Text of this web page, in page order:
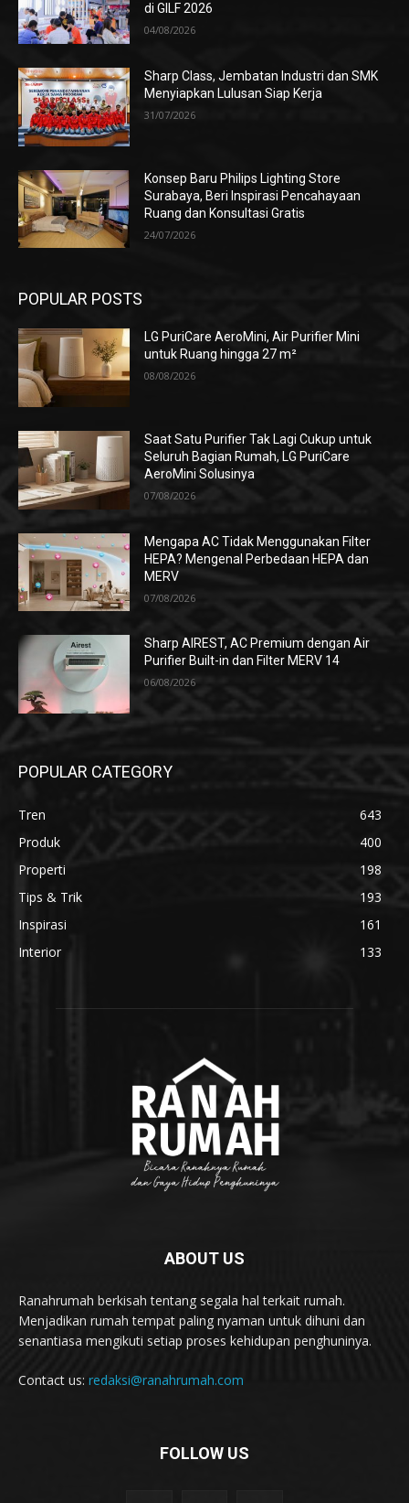
di GILF 2026
04/08/2026
Sharp Class, Jembatan Industri dan SMK
Menyiapkan Lulusan Siap Kerja
31/07/2026
Konsep Baru Philips Lighting Store
Surabaya, Beri Inspirasi Pencahayaan
Ruang dan Konsultasi Gratis
24/07/2026
POPULAR POSTS
LG PuriCare AeroMini, Air Purifier Mini
untuk Ruang hingga 27 m²
08/08/2026
Saat Satu Purifier Tak Lagi Cukup untuk
Seluruh Bagian Rumah, LG PuriCare
AeroMini Solusinya
07/08/2026
Mengapa AC Tidak Menggunakan Filter
HEPA? Mengenal Perbedaan HEPA dan
MERV
07/08/2026
Sharp AIREST, AC Premium dengan Air
Purifier Built-in dan Filter MERV 14
06/08/2026
POPULAR CATEGORY
Tren
643
Produk
400
Properti
198
Tips & Trik
193
Inspirasi
161
Interior
133
ABOUT US
Ranahrumah berkisah tentang segala hal terkait rumah.
Menjadikan rumah tempat paling nyaman untuk dihuni dan
senantiasa mengikuti setiap proses kehidupan penghuninya.
Contact us: redaksi@ranahrumah.com
FOLLOW US